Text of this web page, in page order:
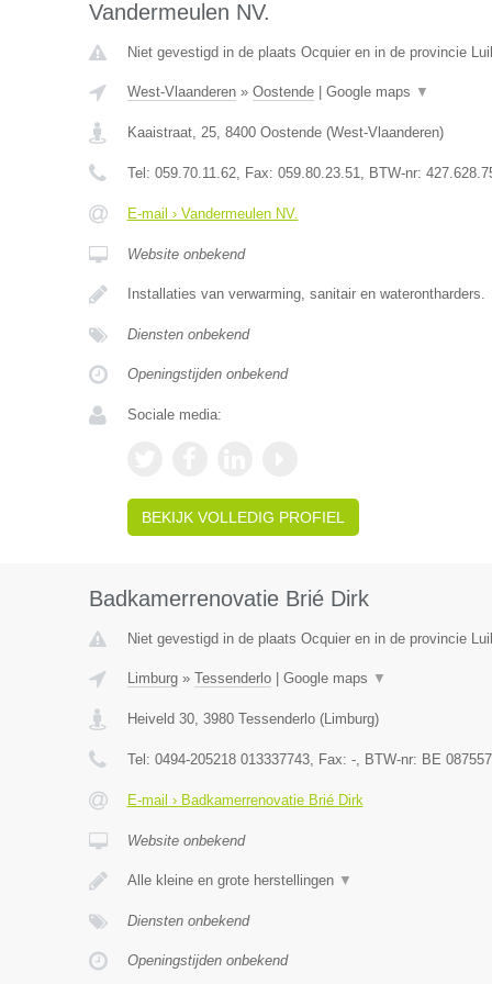
Vandermeulen NV.
Niet gevestigd in de plaats Ocquier en in de provincie
West-Vlaanderen» Oostende| Google maps ▼
Kaaistraat, 25, 8400 Oostende(West-Vlaanderen)
Tel: 059.70.11.62, Fax: 059.80.23.51, BTW-nr:
E-mail › Vandermeulen NV.
Website onbekend
Installaties van verwarming, sanitair en waterontharders.
Diensten onbekend
Openingstijden onbekend
Sociale media:
BEKIJK VOLLEDIG PROFIEL
Badkamerrenovatie Brié Dirk
Niet gevestigd in de plaats Ocquier en in de provincie
Limburg» Tessenderlo| Google maps ▼
Heiveld 30, 3980 Tessenderlo(Limburg)
Tel: 0494-205218 013337743, Fax: -, BTW-nr: BE
E-mail › Badkamerrenovatie Brié Dirk
Website onbekend
Alle kleine en grote herstellingen ▼
Diensten onbekend
Openingstijden onbekend